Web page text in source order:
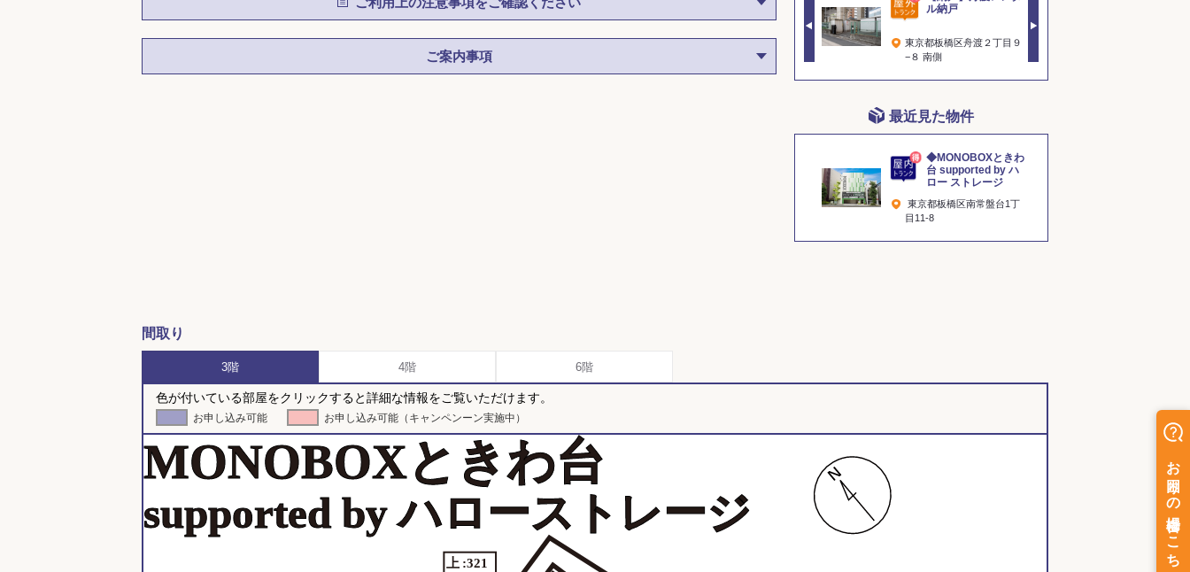
ご案内事項
ンタル納戸
東京都板橋区舟渡２丁目２
ル納戸
東京都板橋区舟渡２丁目９
−８ 南側
東京都板橋区舟渡１丁目１
最近見た物件
◆MONOBOXときわ
台 supported by ハ
ロー ストレージ
東京都板橋区南常盤台1丁
目11-8
間取り
3階 4階 6階
色が付いている部屋をクリックすると詳細な情報をご覧いただけます。
お申し込み可能 お申し込み可能（キャンペンーン実施中）
MONOBOXときわ台
supported by ハローストレージ
上 :321